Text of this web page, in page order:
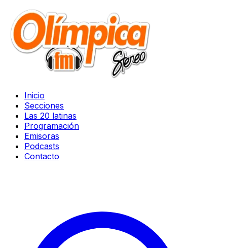
Inicio
Secciones
Las 20 latinas
Programación
Emisoras
Podcasts
Contacto